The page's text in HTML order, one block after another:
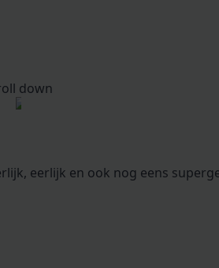
down
eerlijk en ook nog eens